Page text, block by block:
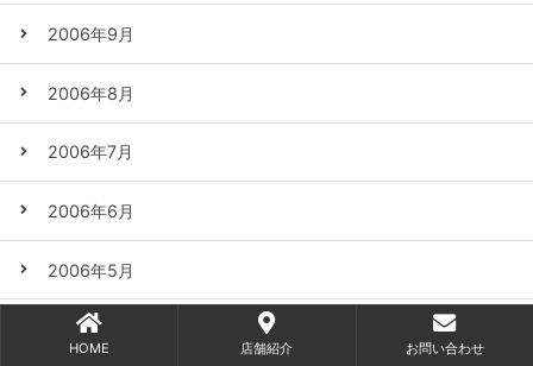
2006年9月
2006年8月
2006年7月
2006年6月
2006年5月
2006年4月
HOME 店舗紹介 お問い合わせ